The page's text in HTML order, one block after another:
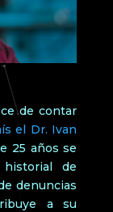
de contar
el Dr. Ivan
25 años se
de
denuncias
a su